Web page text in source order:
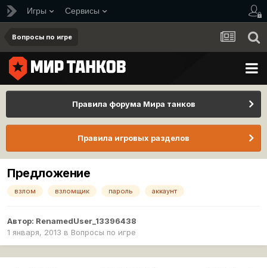
Игры Сервисы
Вопросы по игре
Правила форума Мира танков
Правила игровых разделов
Предложение
взлом взломщик пароль аккаунт
Автор: RenamedUser_13396438
1 января, 2013 в Вопросы по игре